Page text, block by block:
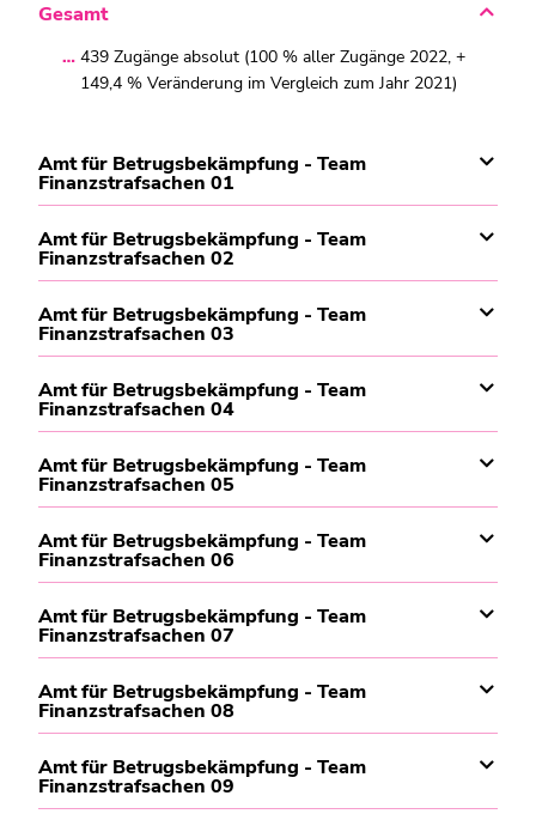
Gesamt
439 Zugänge absolut (100 % aller Zugänge 2022, +
149,4 % Veränderung im Vergleich zum Jahr 2021)
Amt für Betrugsbekämpfung - Team
Finanzstrafsachen 01
Amt für Betrugsbekämpfung - Team
Finanzstrafsachen 02
Amt für Betrugsbekämpfung - Team
Finanzstrafsachen 03
Amt für Betrugsbekämpfung - Team
Finanzstrafsachen 04
Amt für Betrugsbekämpfung - Team
Finanzstrafsachen 05
Amt für Betrugsbekämpfung - Team
Finanzstrafsachen 06
Amt für Betrugsbekämpfung - Team
Finanzstrafsachen 07
Amt für Betrugsbekämpfung - Team
Finanzstrafsachen 08
Amt für Betrugsbekämpfung - Team
Finanzstrafsachen 09